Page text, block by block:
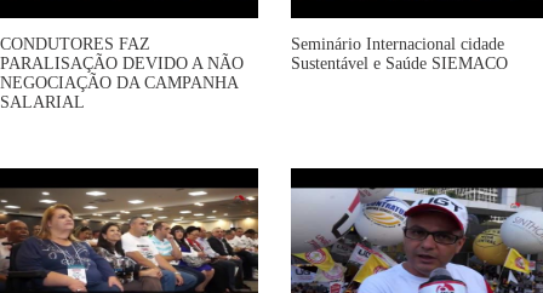
CONDUTORES FAZ
PARALISAÇÃO DEVIDO A NÃO
NEGOCIAÇÃO DA CAMPANHA
SALARIAL
Seminário Internacional cidade
Sustentável e Saúde SIEMACO